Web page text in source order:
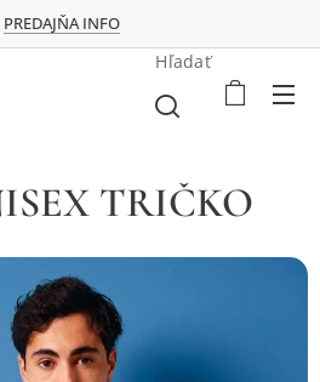
PREDAJŇA INFO
Hľadať
TRIČKO